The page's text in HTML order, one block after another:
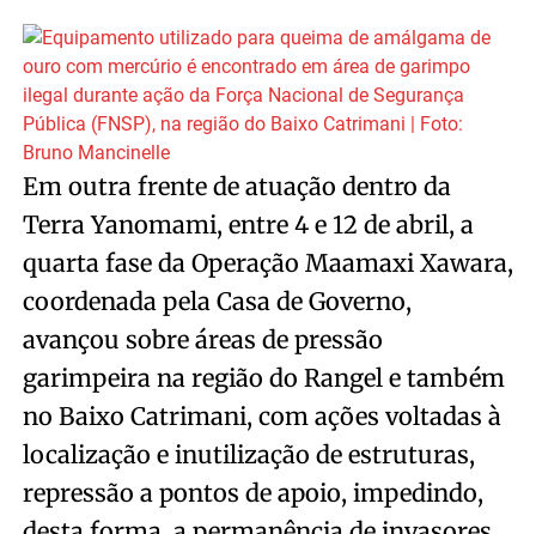
Em outra frente de atuação dentro da
Terra Yanomami, entre 4 e 12 de abril, a
quarta fase da Operação Maamaxi Xawara,
coordenada pela Casa de Governo,
avançou sobre áreas de pressão
garimpeira na região do Rangel e também
no Baixo Catrimani, com ações voltadas à
localização e inutilização de estruturas,
repressão a pontos de apoio, impedindo,